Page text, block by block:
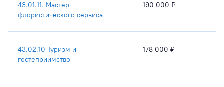
43.01.11. Мастер
флористического сервиса
190 000 ₽
43.02.10 Туризм и
гостеприимство
178 000 ₽